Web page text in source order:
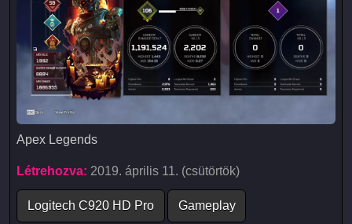
Apex Legends
Apex Legends
Létrehozva: 2019. április 11. (csütörtök)
Logitech C920 HD Pro Gameplay